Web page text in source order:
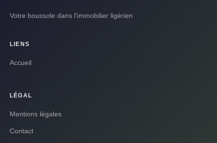
Votre boussole dans l'immobilier ligérien
LIENS
Accueil
LÉGAL
Mentions légales
Contact